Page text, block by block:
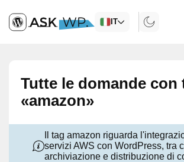
IT
Tutte le domande con
«amazon»
Il tag amazon riguarda
servizi AWS con WordPress, tra
archiviazione e distribuzione di